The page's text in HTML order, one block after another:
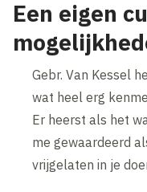
Een eigen
Gebr. Van Kessel
wat heel erg
Er heerst als het
me gewaardeerd
vrijgelaten in je